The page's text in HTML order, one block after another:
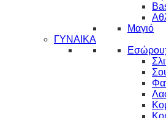
Μαγιό
ΓΥΝΑΙΚΑ